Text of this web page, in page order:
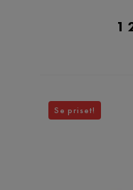
1
Se priset!